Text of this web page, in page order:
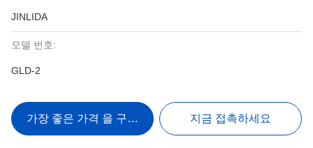
JINLIDA
모델 번호:
GLD-2
가장 좋은 가격 을 구하라 지금 접촉하세요